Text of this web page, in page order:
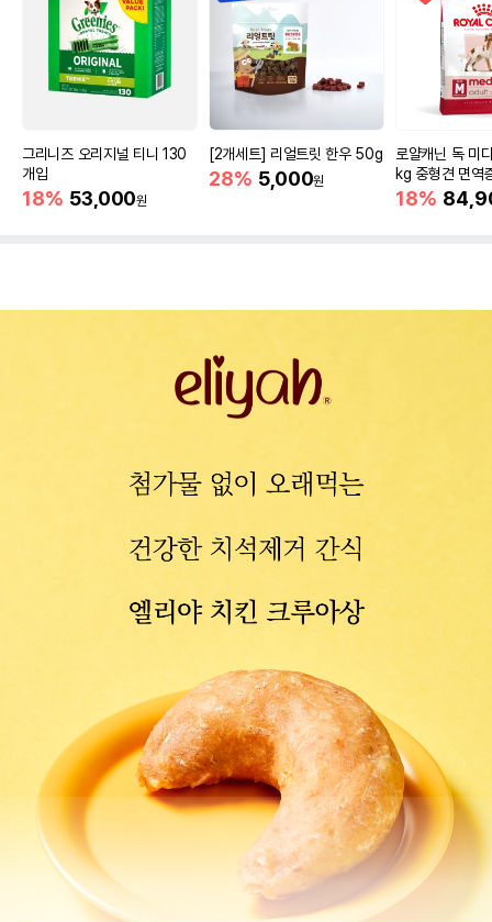
그리니즈 오리지널 티니 130
개입
18% 53,000원
[2개세트] 리얼트릿 한우 50g
28% 5,000원
로얄캐닌 독 미
kg 중형견 면역
18%